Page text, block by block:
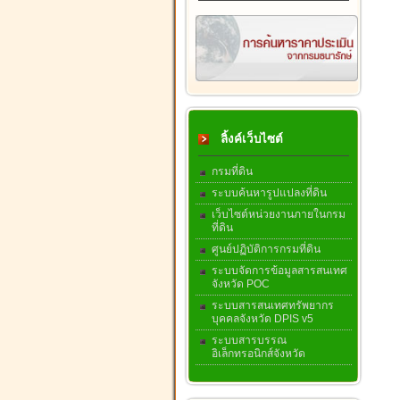
ลิ้งค์เว็บไซต์
กรมที่ดิน
ระบบค้นหารูปแปลงที่ดิน
เว็บไซต์หน่วยงานภายในกรม
ที่ดิน
ศูนย์ปฏิบัติการกรมที่ดิน
ระบบจัดการข้อมูลสารสนเทศ
จังหวัด POC
ระบบสารสนเทศทรัพยากร
บุคคลจังหวัด DPIS v5
ระบบสารบรรณ
อิเล็กทรอนิกส์จังหวัด